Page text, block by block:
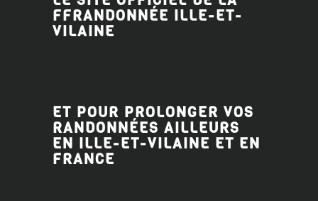
FFRANDONNÉE ILLE-ET-
VILAINE
ET POUR PROLONGER VOS
RANDONNÉES AILLEURS
EN ILLE-ET-VILAINE ET EN
FRANCE